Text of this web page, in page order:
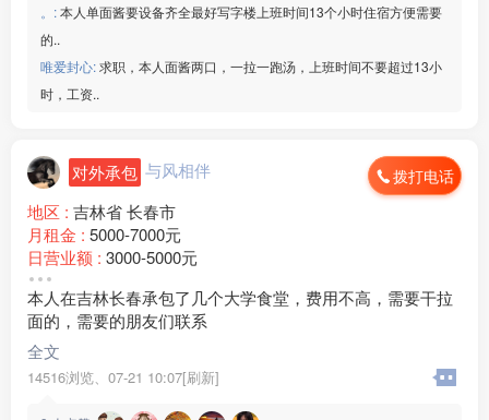
。:本人单面酱要设备齐全最好写字楼上班时间13个小时住宿方便需要
的..
唯爱封心:求职，本人面酱两口，一拉一跑汤，上班时间不要超过13小
时，工资..
对外承包 与风相伴 拨打电话
地区 : 吉林省 长春市
月租金 : 5000-7000元
日营业额 : 3000-5000元
店铺面积 :
外卖情况 :经常
周边环境 :学校
店内设施 :
本人在吉林长春承包了几个大学食堂，费用不高，需要干拉
面的，需要的朋友们联系
全文
14516浏览、 07-21 10:07[刷新]